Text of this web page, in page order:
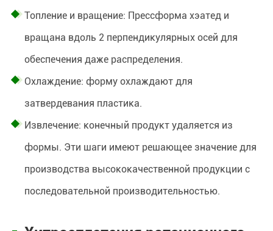
Топление и вращение: Прессформа хэатед и
вращана вдоль 2 перпендикулярных осей для
обеспечения даже распределения.
Охлаждение: форму охлаждают для
затвердевания пластика.
Извлечение: конечный продукт удаляется из
формы. Эти шаги имеют решающее значение для
производства высококачественной продукции с
последовательной производительностью.